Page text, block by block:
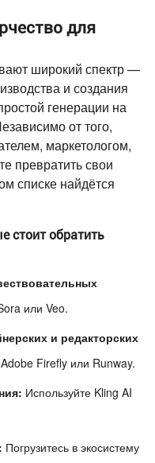
для
широкий спектр —
и создания
генерации на
от того,
маркетологом,
превратить свои
списке найдётся
стоит обратить
или Veo.
и редакторских
Firefly или Runway.
Используйте Kling AI
Погрузитесь в экосистему